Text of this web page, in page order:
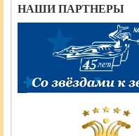
НАШИ ПАРТНЕРЫ